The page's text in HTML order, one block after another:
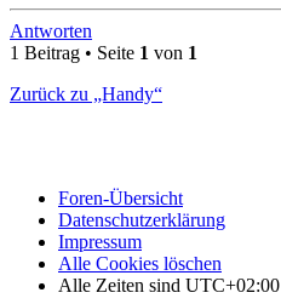
Antworten
1 Beitrag • Seite 1 von 1
Zurück zu „Handy“
Foren-Übersicht
Datenschutzerklärung
Impressum
Alle Cookies löschen
Alle Zeiten sind UTC+02:00